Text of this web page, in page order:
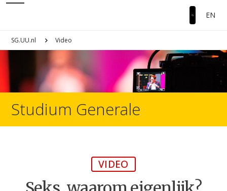
EN
SG.UU.nl Video
Studium Generale
VIDEO